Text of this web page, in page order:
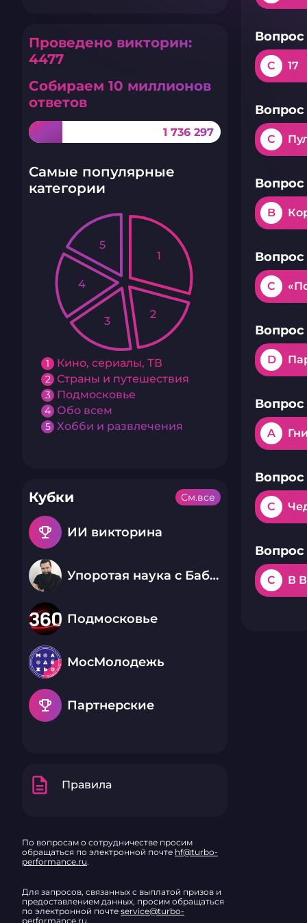
Проведено викторин:
4477
Собираем 10 миллионов
ответов
1 736 297
Самые популярные
категории
1 Кино, сериалы, ТВ
2 Страны и путешествия
3 Подмосковье
4 Обо всем
5 Хобби и развлечения
1
2
3
4
5
Кубки
emoji_events ИИ викторина
Упоротая наука с Бабаем Лютым
Подмосковье
МосМолодежь
emoji_events Партнерские
См.все
description Правила
По вопросам о сотрудничестве просим
обращаться по электронной почте hf@turbo-
performance.ru.
Для запросов, связанных с выплатой призов и
предоставлением данных, просим обращаться
по электронной почте service@turbo-
performance.ru.
Вопрос
C 17
Вопрос
C
Вопрос
B
Вопрос
C
Вопрос
D
Вопрос
A
Вопрос
C
Вопрос
C В